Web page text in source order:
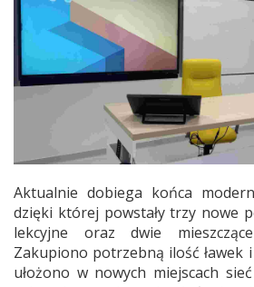
Aktualnie dobiega końca
dzięki której powstały trzy nowe
lekcyjne oraz dwie
Zakupiono potrzebną ilość ławek
ułożono w nowych miejscach